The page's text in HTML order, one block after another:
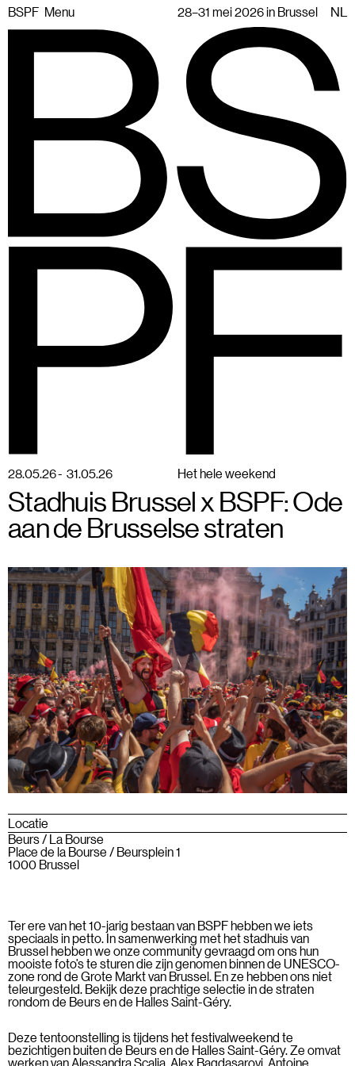
BSPF Menu 28–31 mei 2026 in Brussel NL
BSPF Menu 28–31 mei 2026 in Brussel
28.05.26- 31.05.26 Het hele weekend
Stadhuis Brussel x BSPF: Ode
aan de Brusselse straten
Locatie
Beurs / La Bourse
Place de la Bourse / Beursplein 1
1000 Brussel
Ter ere van het 10-jarig bestaan van BSPF hebben we iets
speciaals in petto. In samenwerking met het stadhuis van
Brussel hebben we onze community gevraagd om ons hun
mooiste foto’s te sturen die zijn genomen binnen de UNESCO-
zone rond de Grote Markt van Brussel. En ze hebben ons niet
teleurgesteld. Bekijk deze prachtige selectie in de straten
rondom de Beurs en de Halles Saint-Géry.
Deze tentoonstelling is tijdens het festivalweekend te
bezichtigen buiten de Beurs en de Halles Saint-Géry. Ze omvat
werken van Alessandra Scalia, Alex Bagdasarovi, Antoine